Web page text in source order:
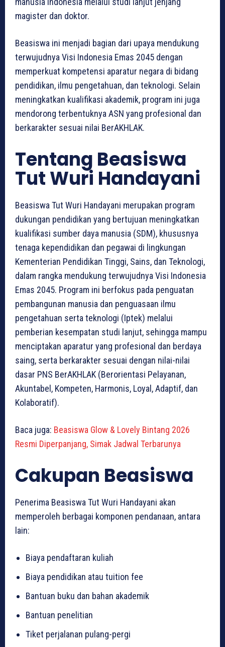
magister dan doktor.
Beasiswa ini menjadi bagian dari upaya mendukung
terwujudnya Visi Indonesia Emas 2045 dengan
memperkuat kompetensi aparatur negara di bidang
pendidikan, ilmu pengetahuan, dan teknologi. Selain
meningkatkan kualifikasi akademik, program ini juga
mendorong terbentuknya ASN yang profesional dan
berkarakter sesuai nilai BerAKHLAK.
Tentang Beasiswa
Tut Wuri Handayani
Beasiswa Tut Wuri Handayani merupakan program
dukungan pendidikan yang bertujuan meningkatkan
kualifikasi sumber daya manusia (SDM), khususnya
tenaga kependidikan dan pegawai di lingkungan
Kementerian Pendidikan Tinggi, Sains, dan Teknologi,
dalam rangka mendukung terwujudnya Visi Indonesia
Emas 2045. Program ini berfokus pada penguatan
pembangunan manusia dan penguasaan ilmu
pengetahuan serta teknologi (Iptek) melalui
pemberian kesempatan studi lanjut, sehingga mampu
menciptakan aparatur yang profesional dan berdaya
saing, serta berkarakter sesuai dengan nilai-nilai
dasar PNS BerAKHLAK (Berorientasi Pelayanan,
Akuntabel, Kompeten, Harmonis, Loyal, Adaptif, dan
Kolaboratif).
Baca juga: Beasiswa Glow & Lovely Bintang 2026
Resmi Diperpanjang, Simak Jadwal Terbarunya
Cakupan Beasiswa
Penerima Beasiswa Tut Wuri Handayani akan
memperoleh berbagai komponen pendanaan, antara
lain:
Biaya pendaftaran kuliah
Biaya pendidikan atau tuition fee
Bantuan buku dan bahan akademik
Bantuan penelitian
Tiket perjalanan pulang-pergi